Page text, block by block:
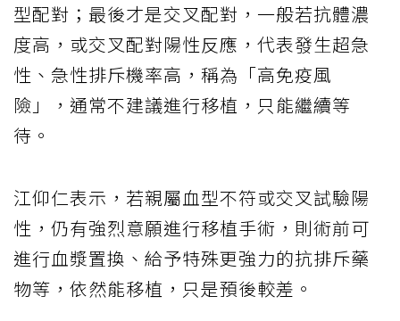
型配對；最後才是交叉配對，一般若抗體濃
度高，或交叉配對陽性反應，代表發生超急
性、急性排斥機率高，稱為「高免疫風
險」，通常不建議進行移植，只能繼續等
待。
江仰仁表示，若親屬血型不符或交叉試驗陽
性，仍有強烈意願進行移植手術，則術前可
進行血漿置換、給予特殊更強力的抗排斥藥
物等，依然能移植，只是預後較差。